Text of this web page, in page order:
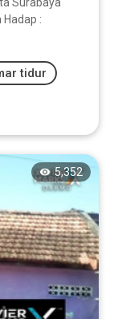
:
tidur
5,352